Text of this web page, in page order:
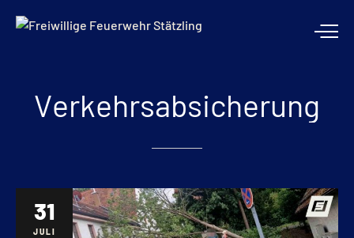
Verkehrsabsicherung
31
JULI